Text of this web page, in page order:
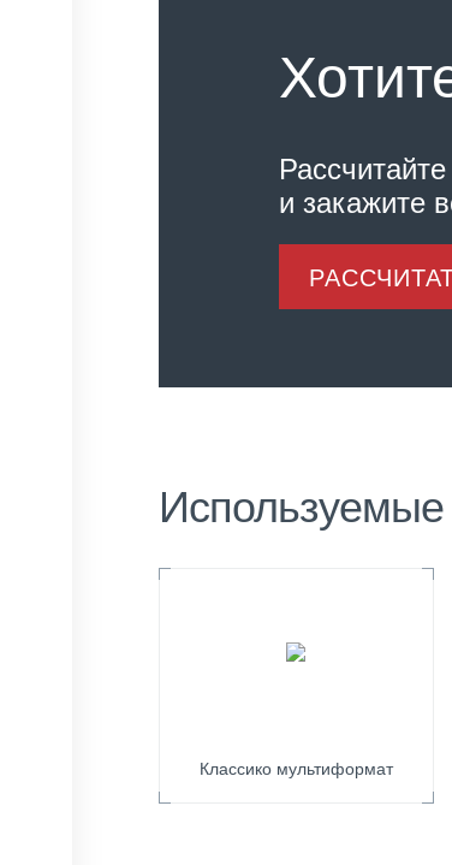
и закажите
Классико мультиформат